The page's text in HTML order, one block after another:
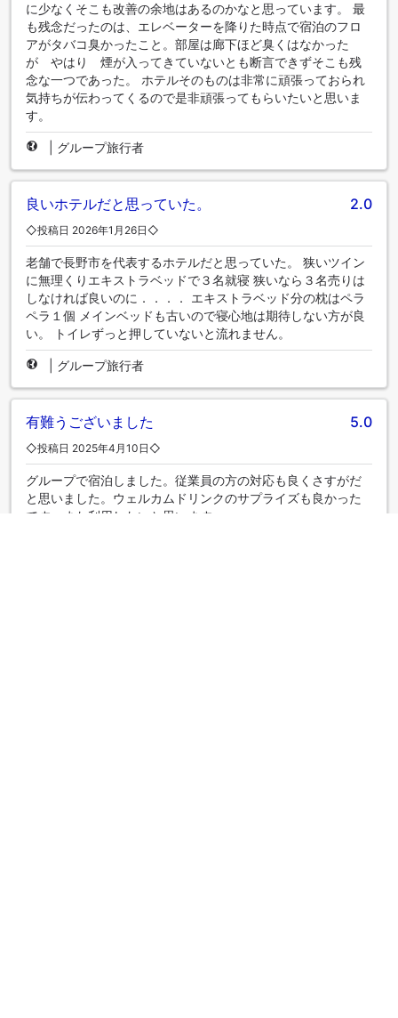
に少なくそこも改善の余地はあるのかなと思っています。 最
も残念だったのは、エレベーターを降りた時点で宿泊のフロ
アがタバコ臭かったこと。部屋は廊下ほど臭くはなかった
が やはり 煙が入ってきていないとも断言できずそこも残
念な一つであった。 ホテルそのものは非常に頑張っておられ
気持ちが伝わってくるので是非頑張ってもらいたいと思いま
す。
グループ旅行者
良いホテルだと思っていた。 2.0
◇投稿日 2026年1月26日◇
老舗で長野市を代表するホテルだと思っていた。 狭いツイン
に無理くりエキストラベッドで３名就寝 狭いなら３名売りは
しなければ良いのに．．．． エキストラベッド分の枕はペラ
ペラ１個 メインベッドも古いので寝心地は期待しない方が良
い。 トイレずっと押していないと流れません。
グループ旅行者
有難うございました 5.0
◇投稿日 2025年4月10日◇
グループで宿泊しました。従業員の方の対応も良くさすがだ
と思いました。ウェルカムドリンクのサプライズも良かった
です。また利用したいと思います。